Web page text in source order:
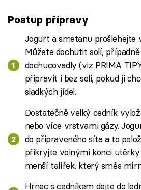
Postup přípravy
Jogurt a smetanu prošlehejte
Můžete dochutit solí,
dochucovadly (viz PRIMA
připravit i bez soli, pokud ji
sladkých jídel.
Dostatečně velký cedník
nebo více vrstvami gázy.
do připraveného síta a to
přikryjte volnými konci
menší talířek, který směs
Hrnec s cedníkem dejte do